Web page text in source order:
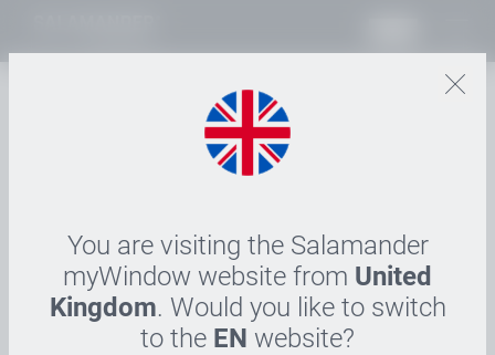
You are visiting the Salamander
myWindow website from United
Kingdom. Would you like to switch
to the EN website?
Salamander stellt
Transportverpackun
gen um